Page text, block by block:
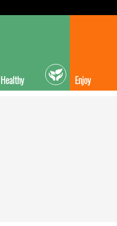
Healthy Enjoy